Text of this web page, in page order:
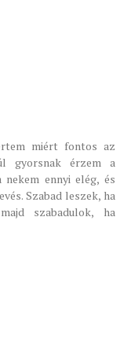
miért fontos az
gyorsnak érzem a
ennyi elég, és
Szabad leszek, ha
szabadulok, ha